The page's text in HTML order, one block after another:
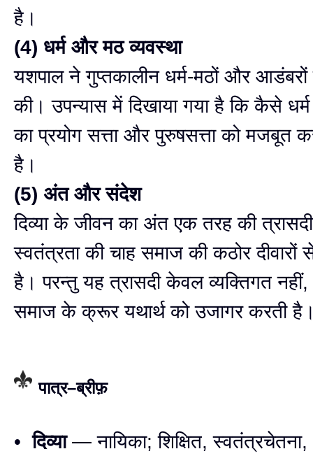
है।
(4) धर्म और मठ व्यवस्था
यशपाल ने गुप्तकालीन धर्म-मठों और आडंबरों
की। उपन्यास में दिखाया गया है कि कैसे
का प्रयोग सत्ता और पुरुषसत्ता को मजबूत
है।
(5) अंत और संदेश
दिव्या के जीवन का अंत एक तरह की
स्वतंत्रता की चाह समाज की कठोर दीवारों
है। परन्तु यह त्रासदी केवल व्यक्तिगत
समाज के क्रूर यथार्थ को उजागर करती
पात्र–ब्रीफ़
•दिव्या— नायिका; शिक्षित,